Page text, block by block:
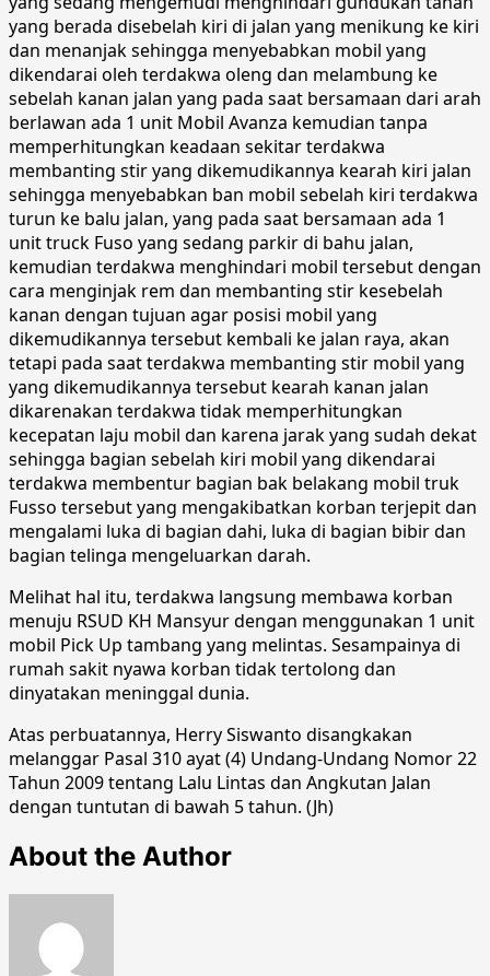
yang berada disebelah kiri di jalan yang menikung ke kiri
dan menanjak sehingga menyebabkan mobil yang
dikendarai oleh terdakwa oleng dan melambung ke
sebelah kanan jalan yang pada saat bersamaan dari arah
berlawan ada 1 unit Mobil Avanza kemudian tanpa
memperhitungkan keadaan sekitar terdakwa
membanting stir yang dikemudikannya kearah kiri jalan
sehingga menyebabkan ban mobil sebelah kiri terdakwa
turun ke balu jalan, yang pada saat bersamaan ada 1
unit truck Fuso yang sedang parkir di bahu jalan,
kemudian terdakwa menghindari mobil tersebut dengan
cara menginjak rem dan membanting stir kesebelah
kanan dengan tujuan agar posisi mobil yang
dikemudikannya tersebut kembali ke jalan raya, akan
tetapi pada saat terdakwa membanting stir mobil yang
yang dikemudikannya tersebut kearah kanan jalan
dikarenakan terdakwa tidak memperhitungkan
kecepatan laju mobil dan karena jarak yang sudah dekat
sehingga bagian sebelah kiri mobil yang dikendarai
terdakwa membentur bagian bak belakang mobil truk
Fusso tersebut yang mengakibatkan korban terjepit dan
mengalami luka di bagian dahi, luka di bagian bibir dan
bagian telinga mengeluarkan darah.
Melihat hal itu, terdakwa langsung membawa korban
menuju RSUD KH Mansyur dengan menggunakan 1 unit
mobil Pick Up tambang yang melintas. Sesampainya di
rumah sakit nyawa korban tidak tertolong dan
dinyatakan meninggal dunia.
Atas perbuatannya, Herry Siswanto disangkakan
melanggar Pasal 310 ayat (4) Undang-Undang Nomor 22
Tahun 2009 tentang Lalu Lintas dan Angkutan Jalan
dengan tuntutan di bawah 5 tahun. (Jh)
About the Author